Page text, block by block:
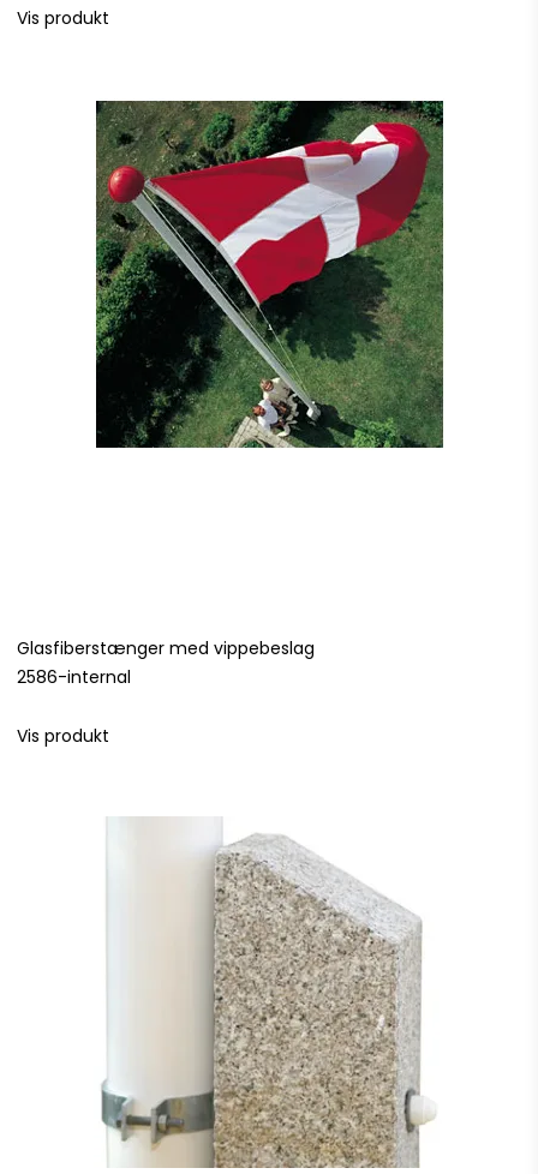
Vis produkt
Glasfiberstænger med vippebeslag
2586-internal
Vis produkt